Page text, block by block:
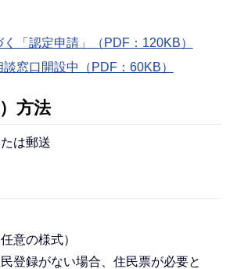
「認定申請」（PDF：120KB）
窓口開設中（PDF：60KB）
方法
は郵送
意の様式）
登録がない場合、住民票が必要と